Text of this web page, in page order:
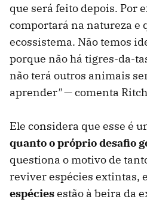
que será feito depois. Por
comportará na natureza e
ecossistema. Não temos
porque não há tigres-da-
não terá outros animais
aprender"— comenta
Ele considera que esse é
quanto o próprio desafio
questiona o motivo de
reviver espécies extintas,
espéciesestão à beira da